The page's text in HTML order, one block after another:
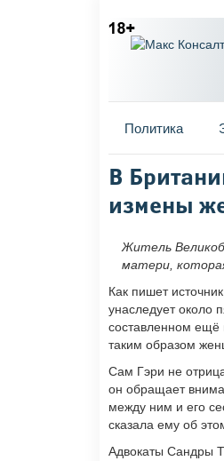
Политика
Вы
В
измены
Житель
матери,
Как пишет
унаследует около
составленном ещё
таким образом
Сам Гэри не
он обращает
между ним и его
сказала ему об
Адвокаты Сандры